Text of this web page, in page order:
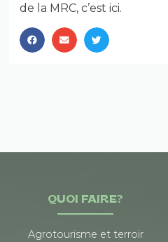
de la MRC, c’est ici.
QUOI FAIRE?
Agrotourisme et terroir